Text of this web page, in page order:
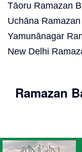
Tāoru Ramazan
Uchāna
Yamunānagar
New Delhi
Ramazan